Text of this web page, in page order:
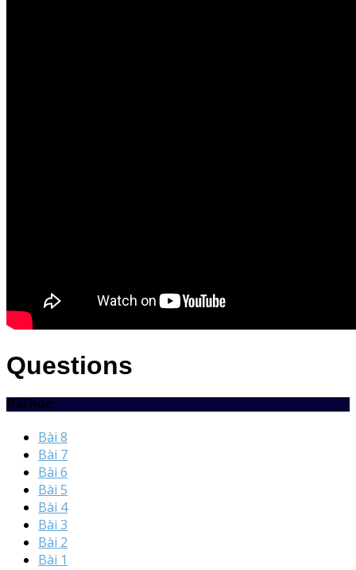
Questions
Bài học
Bài 8
Bài 7
Bài 6
Bài 5
Bài 4
Bài 3
Bài 2
Bài 1